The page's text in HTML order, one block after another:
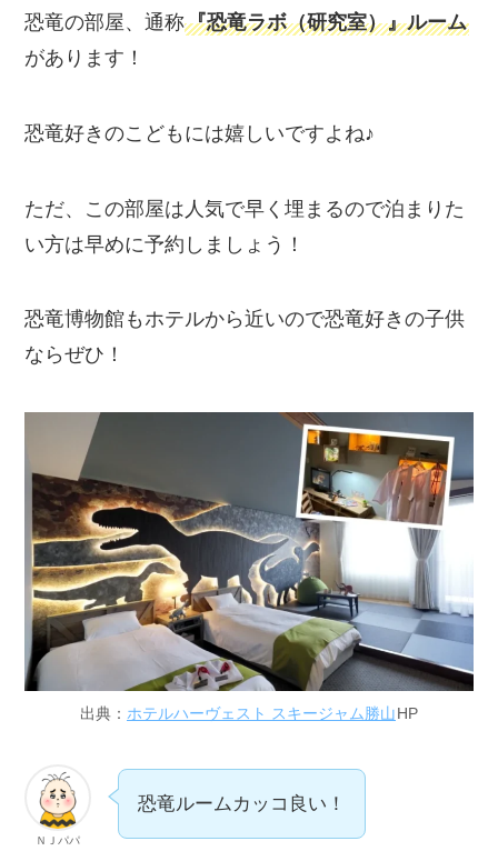
恐竜の部屋、通称『恐竜ラボ（研究室）』ルーム
があります！
恐竜好きのこどもには嬉しいですよね♪
ただ、この部屋は人気で早く埋まるので泊まりた
い方は早めに予約しましょう！
恐竜博物館もホテルから近いので恐竜好きの子供
ならぜひ！
出典： ホテルハーヴェスト スキージャム勝山HP
ＮＪパパ
恐竜ルームカッコ良い！